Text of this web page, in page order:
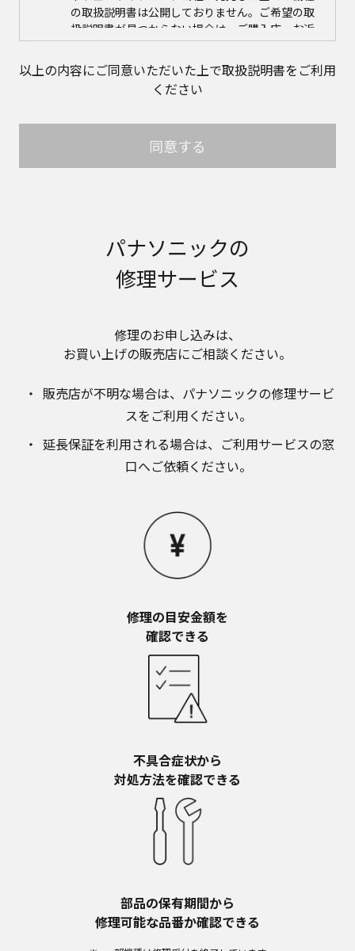
の取扱説明書は公開しておりません。ご希望の取
扱説明書が見つからない場合は、ご購入店、お近
くの当社商品の取扱店、または当社サービス会社
に直接お問い合わせの上、ご購入いただきますよ
うお願いいたします。ただし、商品自体の生産中
止などの理由により、当該商品につき取扱説明書
めご了承ください。
本ウェブサイトに公開されている取扱説明書の対
象商品が生産中止などの理由でご購入できない場
のお取り扱いについて。パナソニック株式会社お
内容を、ご相談への対応や修理、その確認などの
する場合や正当な理由がある場合を除き、第三者
に提供しません。お問い合わせは、ご相談された
窓口にご連絡ください。
書は、原則として商品が発売された当初のものを
掲載しています。したがいまして、会社名やお客
があります。また、本ウェブサイトに公開されて
いる説明書の記載内容と、お客様がお持ちの商品
いる取扱説明書の内容とお手持ちの商品の仕様に
相違がある場合は、ご購入店、お近くの当社商品
の取扱店、または当社サービス会社に直接お問い
合わせください。また、商品に同梱される取扱説
明書が改訂されている場合、当社の選択により、
ウェブサイトに掲載する場合もあります。ただ
し、本ウェブサイトに公開されている取扱説明書
は、商品本体に同梱する取扱説明書の変更の度に
修正・更新するものではありません。
商品には、取扱説明書を補足する操作ガイドなど
の印刷物が同梱されていることがありますが、本
ウェブサイトではそれらの印刷物は公開しており
商品ご使用時の安全上のご注意については、取扱
説明書に記載または別途同梱の別紙にてお客様に
ご提供しておりますが、本ウェブサイトでは別紙
にて提供している情報は公開しておりません。
取扱説明書中に記載する安全上のご注意は、法的
開されている取扱説明書に記載の安全上のご注意
についてのご質問等がありましたら、ご購入店、
以上の内容にご同意いただいた上で取扱説明書をご利用
ください
同意する
パナソニックの
修理サービス
修理のお申し込みは、​
お買い上げの販売店にご相談ください。​
販売店が不明な場合は、​パナソニックの修理サービ
スをご利用ください。​
延長保証を利用される場合は、​ご利用サービスの窓
口へご依頼ください。
修理の目安金額を​
確認できる
不具合症状から​
対処方法を確認できる
部品の保有期間から​
修理可能な品番か確認できる